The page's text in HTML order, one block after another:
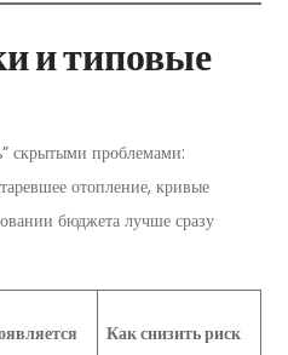
и типовые
скрытыми проблемами:
отопление, кривые
бюджета лучше сразу
Как снизить риск